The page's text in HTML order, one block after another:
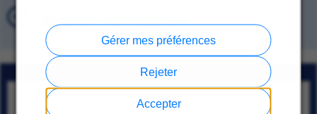
Accepter
Rejeter
Gérer mes préférences
Sr Assoc, Svc Contract&Wnty